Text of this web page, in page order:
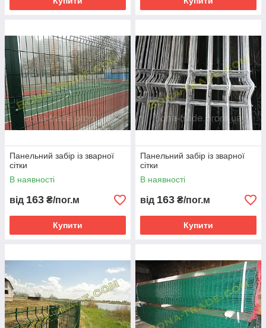
Панельний забір із зварної
сітки
В наявності
від 163 ₴/пог.м
Купити
Панельний забір із зварної
сітки
В наявності
від 163 ₴/пог.м
Купити